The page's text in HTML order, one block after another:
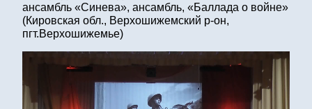
ансамбль «Синева», ансамбль, «Баллада о войне»
(Кировская обл., Верхошижемский р-он,
пгт.Верхошижемье)